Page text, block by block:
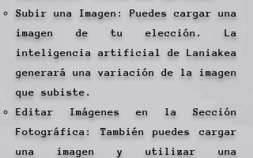
Subir una Imagen: Puedes cargar una
imagen de tu elección. La
inteligencia artificial de Laniakea
generará una variación de la imagen
que subiste.
Editar Imágenes en la Sección
Fotográfica: También puedes cargar
una imagen y utilizar una